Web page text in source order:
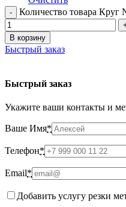
Количество товара
В корзину
Быстрый заказ
Быстрый заказ
Укажите ваши контакты и
Ваше Имя*
Телефон*
Email*
Добавить услугу резки